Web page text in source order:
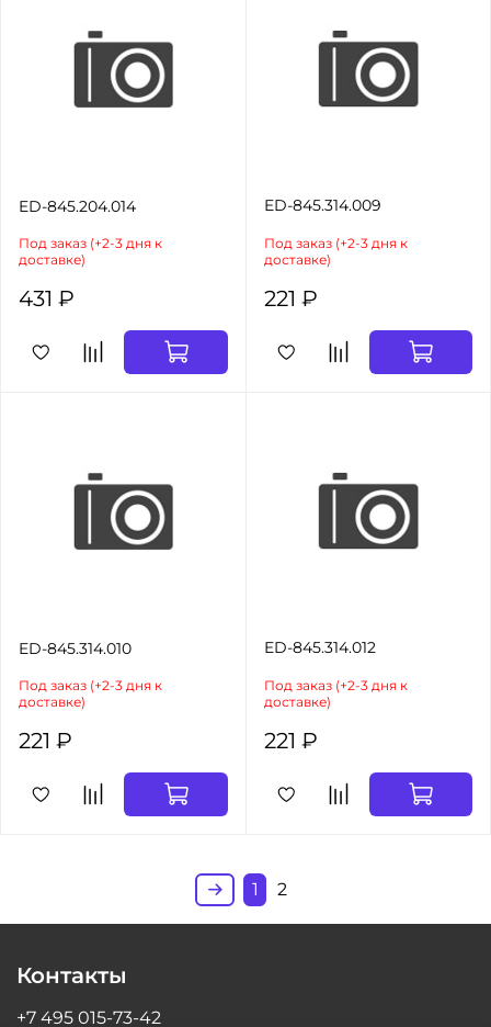
ED-845.204.014
Под заказ (+2-3 дня к
доставке)
431 ₽
ED-845.314.009
Под заказ (+2-3 дня к
доставке)
221 ₽
ED-845.314.010
Под заказ (+2-3 дня к
доставке)
221 ₽
ED-845.314.012
Под заказ (+2-3 дня к
доставке)
221 ₽
1 2
Контакты
+7 495 015-73-42